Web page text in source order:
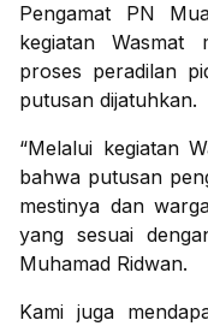
Pengamat PN
kegiatan Wasmat
proses peradilan
putusan dijatuhkan.
“Melalui kegiatan
bahwa putusan
mestinya dan
yang sesuai
Muhamad Ridwan.
Kami juga